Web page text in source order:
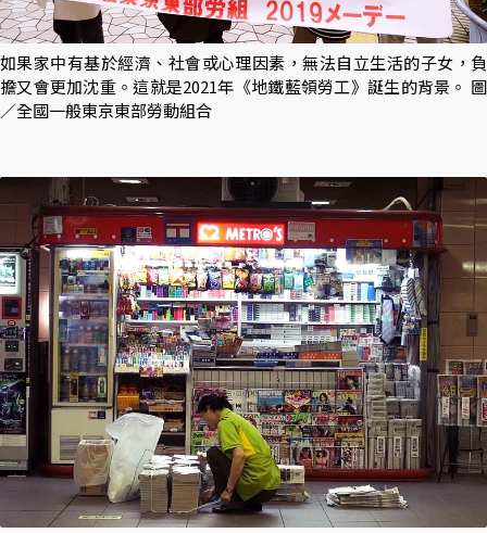
如果家中有基於經濟、社會或心理因素，無法自立生活的子女，負
擔又會更加沈重。這就是2021年《地鐵藍領勞工》誕生的背景。 圖
／全國一般東京東部勞動組合